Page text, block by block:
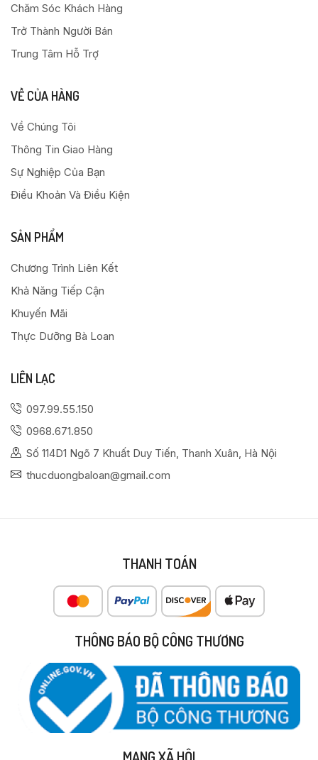
Chăm Sóc Khách Hàng
Trở Thành Người Bán
Trung Tâm Hỗ Trợ
VỀ CỦA HÀNG
Về Chúng Tôi
Thông Tin Giao Hàng
Sự Nghiệp Của Bạn
Điều Khoản Và Điều Kiện
SẢN PHẨM
Chương Trình Liên Kết
Khả Năng Tiếp Cận
Khuyến Mãi
Thực Dưỡng Bà Loan
LIÊN LẠC
097.99.55.150
0968.671.850
Số 114D1 Ngõ 7 Khuất Duy Tiến, Thanh Xuân, Hà Nội
thucduongbaloan@gmail.com
THANH TOÁN
THÔNG BÁO BỘ CÔNG THƯƠNG